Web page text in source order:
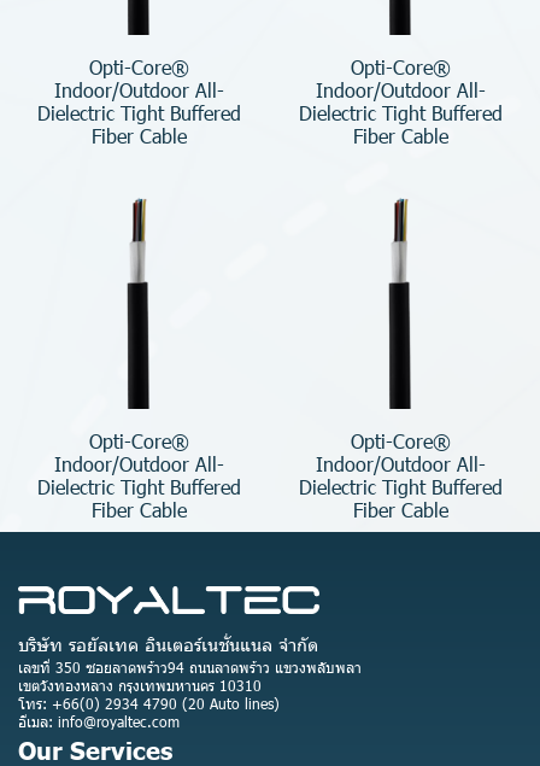
Opti-Core®
Indoor/Outdoor All-
Dielectric Tight Buffered
Fiber Cable
Opti-Core®
Indoor/Outdoor All-
Dielectric Tight Buffered
Fiber Cable
Opti-Core®
Indoor/Outdoor All-
Dielectric Tight Buffered
Fiber Cable
Opti-Core®
Indoor/Outdoor All-
Dielectric Tight Buffered
Fiber Cable
บริษัท รอยัลเทค อินเตอร์เนชั่นแนล จำกัด
เลขที่ 350 ซอยลาดพร้าว94 ถนนลาดพร้าว แขวงพลับพลา
เขตวังทองหลาง กรุงเทพมหานคร 10310
โทร: +66(0) 2934 4790 (20 Auto lines)
อีเมล: info@royaltec.com
Our Services